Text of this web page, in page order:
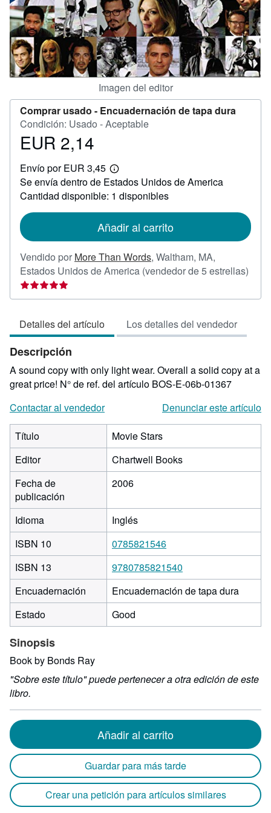
CERRAR
Imagen del editor
Comprar usado - Encuadernación de tapa dura
Condición: Usado - Aceptable
Precio
2,14
EUR 2,14
Envío por EUR 3,45
Más
información
sobre
las
envío
Se envía dentro de Estados Unidos de America
Cantidad disponible: 1 disponibles
Añadir al carrito
Vendido por More Than Words, Waltham, MA,
Estados Unidos de America (vendedor de 5 estrellas)
Detalles del artículo Los detalles del vendedor
Descripción
A sound copy with only light wear. Overall a solid copy at a
great price! N° de ref. del artículo BOS-E-06b-01367
Contactar al vendedor
Denunciar este artículo
Título
Movie Stars
Editor
Chartwell Books
Fecha de
publicación
2006
Idioma
Inglés
ISBN 10
0785821546
ISBN 13
9780785821540
Encuadernación
Encuadernación de tapa dura
Estado
Good
Sinopsis
Book by Bonds Ray
"Sobre este título" puede pertenecer a otra edición de este
libro.
Añadir al carrito
Guardar para más tarde
Crear una petición para artículos similares